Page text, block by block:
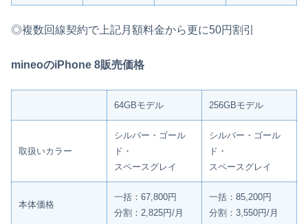
◎複数回線契約で上記月額料金から更に50円割引
mineoのiPhone 8販売価格
64GBモデル 256GBモデル
取扱いカラー
シルバー・ゴール
ド・
スペースグレイ
シルバー・ゴール
ド・
スペースグレイ
本体価格
一括：67,800円
分割：2,825円/月
一括：85,200円
分割：3,550円/月